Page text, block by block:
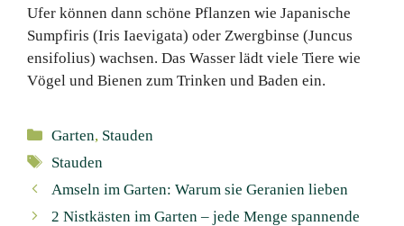
Ufer können dann schöne Pflanzen wie Japanische
Sumpfiris (Iris Iaevigata) oder Zwergbinse (Juncus
ensifolius) wachsen. Das Wasser lädt viele Tiere wie
Vögel und Bienen zum Trinken und Baden ein.
Kategorien
Garten, Stauden
Schlagwörter
Stauden
Amseln im Garten: Warum sie Geranien lieben
2 Nistkästen im Garten – jede Menge spannende